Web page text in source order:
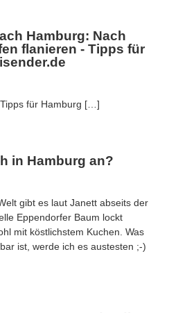
Hamburg: Nach
flanieren - Tipps für
für Hamburg […]
in Hamburg an?
gibt es laut Janett abseits der
Eppendorfer Baum lockt
mit köstlichstem Kuchen. Was
ist, werde ich es austesten ;-)